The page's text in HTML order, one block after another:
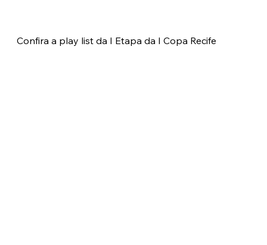
Confira a play list da I Etapa da I Copa Recife